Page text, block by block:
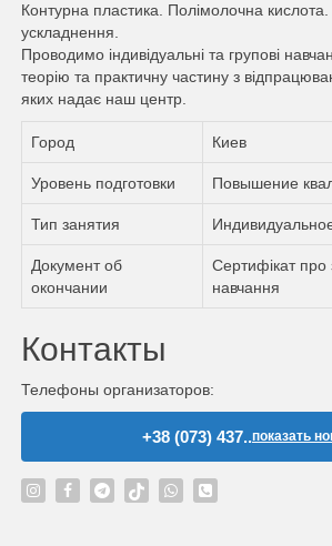
Контурна пластика. Полімолочна кислота.
ускладнення.
Проводимо індивідуальні та групові
теорію та практичну частину з
яких надає наш центр.
Город Киев
Уровень подготовки Повышение
Тип занятия
Документ об
окончании
Сертифікат про
навчання
Контакты
Телефоны организаторов:
+38 (073) 437..показать